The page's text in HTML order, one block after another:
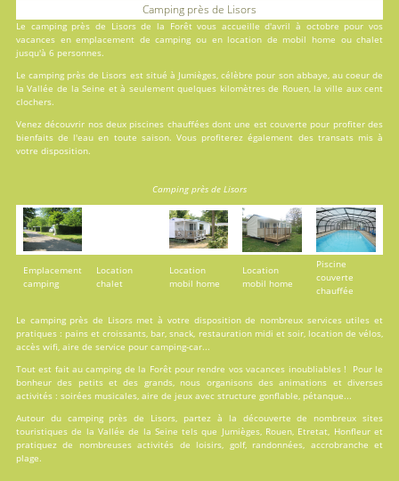
Camping près de Lisors
Le camping près de Lisors de la Forêt vous accueille d'avril à octobre pour vos
vacances enemplacement de camping ou en location de mobil home ou chalet
jusqu'à 6 personnes.
Le camping près de Lisors est situé à Jumièges, célèbre pour son abbaye, au coeur de
la Vallée de la Seine et à seulement quelques kilomètres de Rouen, la ville aux cent
clochers.
Venez découvrir nos deux piscines chauffées dont une est couverte pour profiter des
bienfaits de l'eau en toute saison. Vous profiterez également des transats mis à
votre disposition.
Camping près de Lisors
Emplacement
camping
Location
chalet
Location
mobil home
Location
mobil home
Piscine
couverte
chauffée
Le camping près de Lisors met à votre disposition de nombreux services utiles et
pratiques : pains et croissants, bar, snack, restauration midi et soir, location de vélos,
accès wifi, aire de service pour camping-car...
Tout est fait aucamping de la Forêtpour rendre vos vacances inoubliables ! Pour le
bonheur des petits et des grands, nous organisons des animations et diverses
activités : soirées musicales, aire de jeux avec structure gonflable, pétanque...
Autour du camping près de Lisors, partez à la découverte de nombreux sites
touristiques de la Vallée de la Seine tels que Jumièges, Rouen, Etretat, Honfleur et
pratiquez de nombreuses activités de loisirs, golf, randonnées, accrobranche et
plage.